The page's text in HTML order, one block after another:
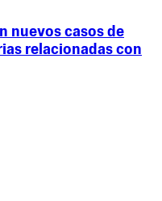
nuevos casos de
relacionadas con